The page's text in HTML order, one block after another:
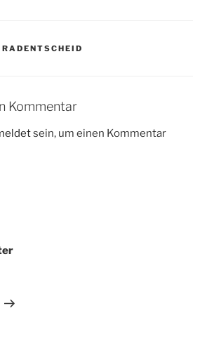
RADENTSCHEID
Kommentar
sein, um einen Kommentar